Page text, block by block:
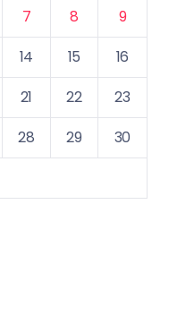
7 8
9
14 15
16
21 22
23
28 29
30